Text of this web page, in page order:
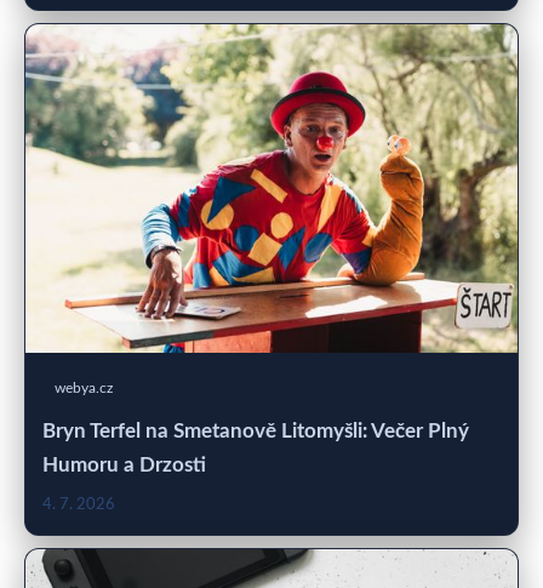
webya.cz
Bryn Terfel na Smetanově Litomyšli: Večer Plný
Humoru a Drzosti
4. 7. 2026